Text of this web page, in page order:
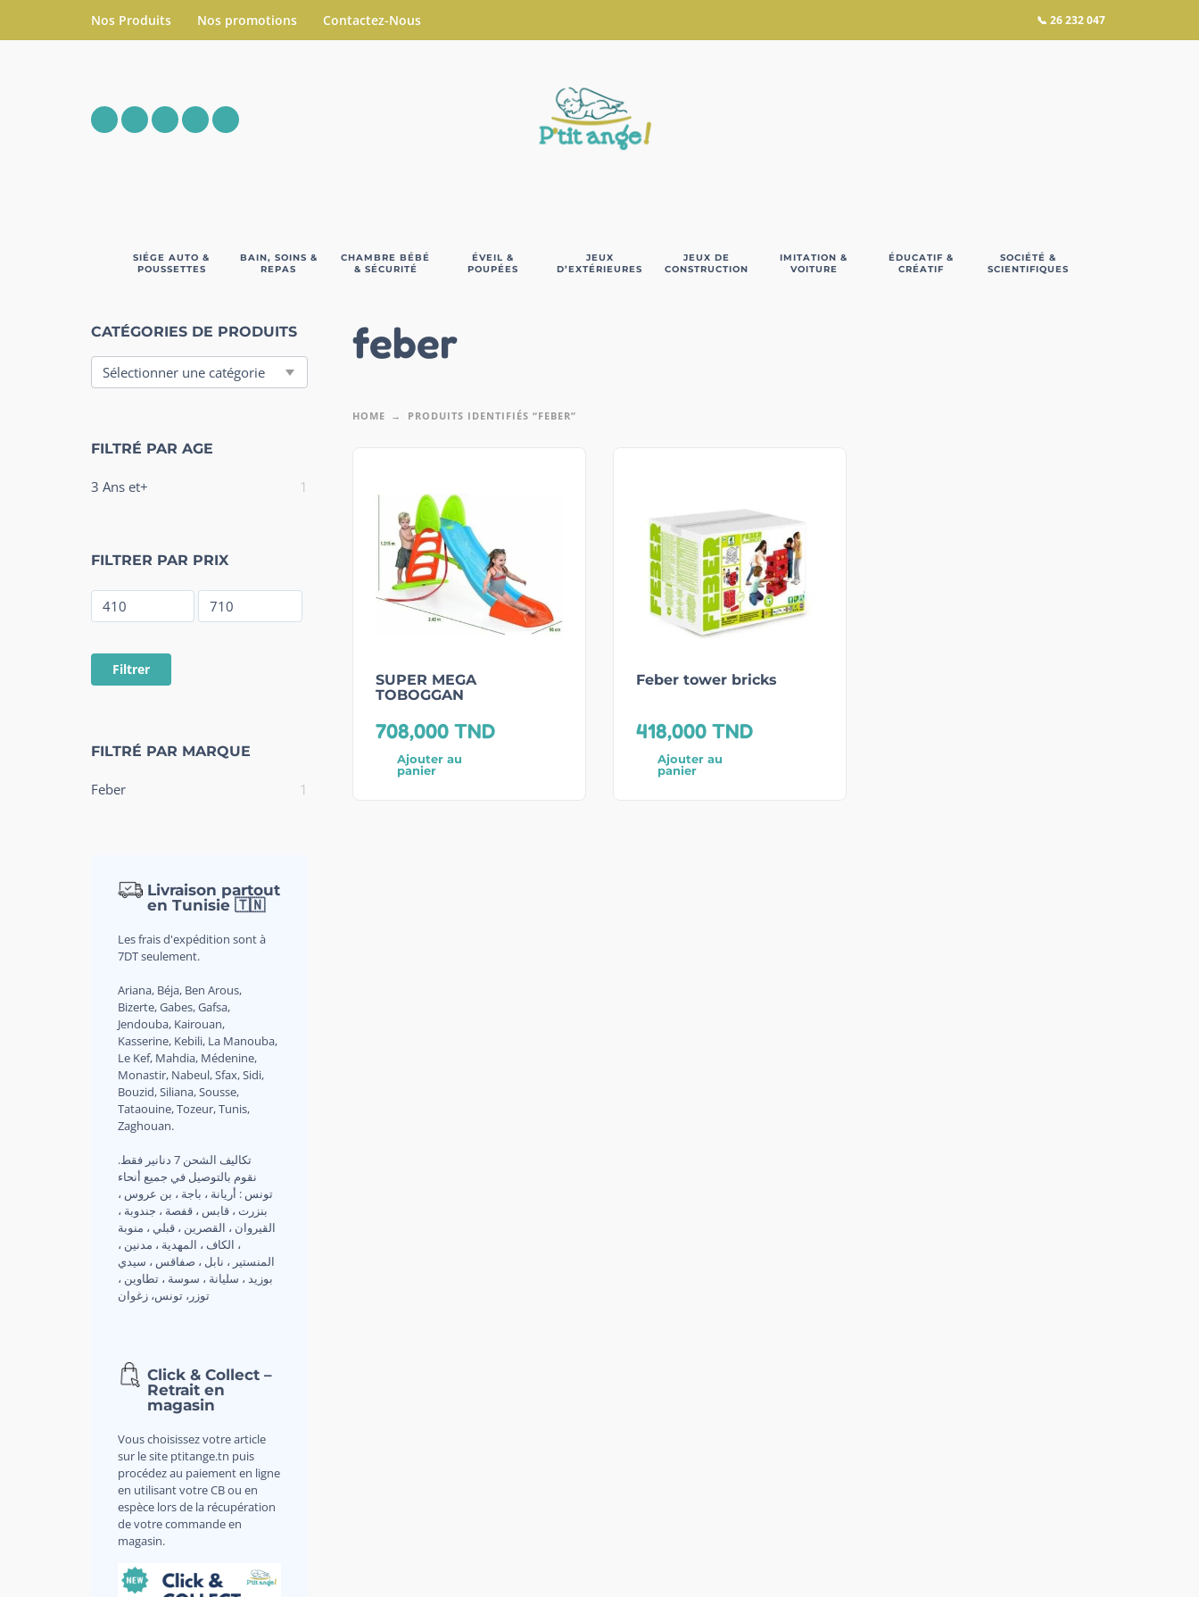
Nos Produits Nos promotions Contactez-Nous 📞 26 232 047
SIÉGE AUTO &
POUSSETTES
BAIN, SOINS &
REPAS
CHAMBRE BÉBÉ
& SÉCURITÉ
ÉVEIL &
POUPÉES
JEUX
D’EXTÉRIEURES
JEUX DE
CONSTRUCTION
IMITATION &
VOITURE
ÉDUCATIF &
CRÉATIF
SOCIÉTÉ &
SCIENTIFIQUES
CATÉGORIES DE PRODUITS
FILTRÉ PAR AGE
3 Ans et+ 1
FILTRER PAR PRIX
Filtrer
FILTRÉ PAR MARQUE
Feber 1
Livraison partout
en Tunisie 🇹🇳
Les frais d'expédition sont à
7DT seulement.
Ariana, Béja, Ben Arous,
Bizerte, Gabes, Gafsa,
Jendouba, Kairouan,
Kasserine, Kebili, La Manouba,
Le Kef, Mahdia, Médenine,
Monastir, Nabeul, Sfax, Sidi,
Bouzid, Siliana, Sousse,
Tataouine, Tozeur, Tunis,
Zaghouan.
.تكاليف الشحن 7 دنانير فقط
نقوم بالتوصيل في جميع أنحاء
تونس : أريانة ، باجة ، بن عروس ،
بنزرت ، قابس ، قفصة ، جندوبة ،
القيروان ، القصرين ، قبلي ، منوبة
، الكاف ، المهدية ، مدنين ،
المنستير ، نابل ، صفاقس ، سيدي
بوزيد ، سليانة ، سوسة ، تطاوين ،
توزر، تونس، زغوان
Click & Collect –
Retrait en
magasin
Vous choisissez votre article
sur le site ptitange.tn puis
procédez au paiement en ligne
en utilisant votre CB ou en
espèce lors de la récupération
de votre commande en
magasin.
feber
HOME PRODUITS IDENTIFIÉS “FEBER”
SUPER MEGA
TOBOGGAN
708,000 TND
Ajouter au
panier
Feber tower bricks
418,000 TND
Ajouter au
panier